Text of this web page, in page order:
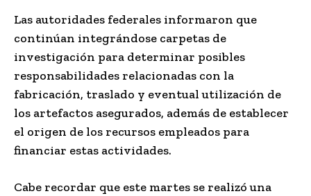
Las autoridades federales informaron que
continúan integrándose carpetas de
investigación para determinar posibles
responsabilidades relacionadas con la
fabricación, traslado y eventual utilización de
los artefactos asegurados, además de establecer
el origen de los recursos empleados para
financiar estas actividades.
Cabe recordar que este martes se realizó una